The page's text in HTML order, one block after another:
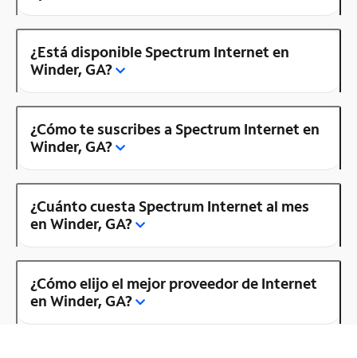
¿Está disponible Spectrum Internet en
Winder, GA?
¿Cómo te suscribes a Spectrum Internet en
Winder, GA?
¿Cuánto cuesta Spectrum Internet al mes
en Winder, GA?
¿Cómo elijo el mejor proveedor de Internet
en Winder, GA?